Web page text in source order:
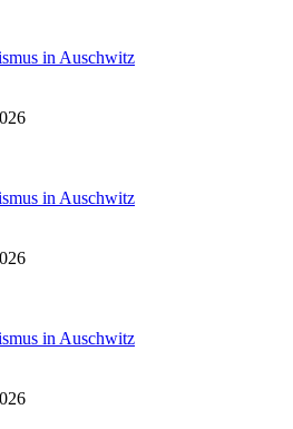
in Auschwitz
in Auschwitz
in Auschwitz